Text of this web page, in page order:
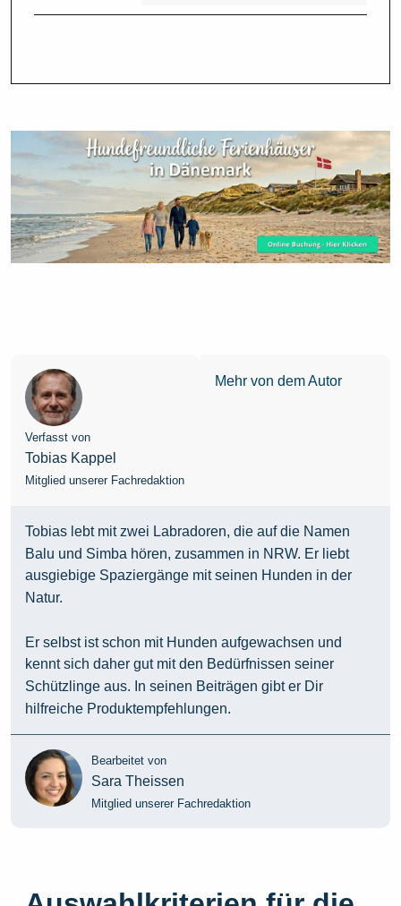
Verfasst von
Tobias Kappel
Mitglied unserer Fachredaktion
Mehr von dem Autor
Tobias lebt mit zwei Labradoren, die auf die Namen
Balu und Simba hören, zusammen in NRW. Er liebt
ausgiebige Spaziergänge mit seinen Hunden in der
Natur.
Er selbst ist schon mit Hunden aufgewachsen und
kennt sich daher gut mit den Bedürfnissen seiner
Schützlinge aus. In seinen Beiträgen gibt er Dir
hilfreiche Produktempfehlungen.
Bearbeitet von
Sara Theissen
Mitglied unserer Fachredaktion